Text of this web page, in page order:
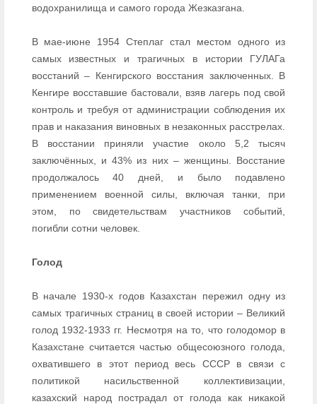
водохранилища и самого города Жезказгана.
В мае-июне 1954 Степлаг стал местом одного из
самых известных и трагичных в истории ГУЛАГа
восстаний – Кенгирского восстания заключенных. В
Кенгире восставшие бастовали, взяв лагерь под свой
контроль и требуя от администрации соблюдения их
прав и наказания виновных в незаконных расстрелах.
В восстании приняли участие около 5,2 тысяч
заключённых, и 43% из них – женщины. Восстание
продолжалось 40 дней, и было подавлено
применением военной силы, включая танки, при
этом, по свидетельствам участников событий,
погибли сотни человек.
Голод
В начале 1930-х годов Казахстан пережил одну из
самых трагичных страниц в своей истории – Великий
голод 1932-1933 гг. Несмотря на то, что голодомор в
Казахстане считается частью общесоюзного голода,
охватившего в этот период весь СССР в связи с
политикой насильственной коллективизации,
казахский народ пострадал от голода как никакой